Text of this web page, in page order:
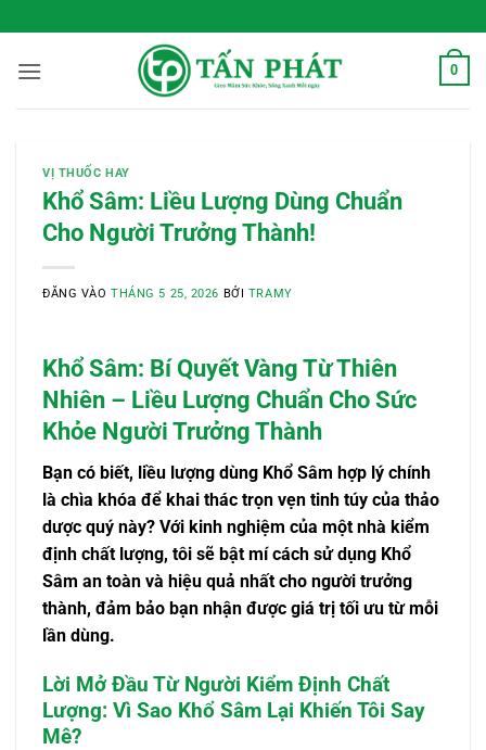
qua
nội
0
VỊ THUỐC HAY
Khổ Sâm: Liều Lượng Dùng Chuẩn
Cho Người Trưởng Thành!
ĐĂNG VÀOTHÁNG 5 25, 2026 BỞI TRAMY
Khổ Sâm: Bí Quyết Vàng Từ Thiên
Nhiên – Liều Lượng Chuẩn Cho Sức
Khỏe Người Trưởng Thành
Bạn có biết, liều lượng dùng Khổ Sâm hợp lý chính
là chìa khóa để khai thác trọn vẹn tinh túy của thảo
dược quý này? Với kinh nghiệm của một nhà kiểm
định chất lượng, tôi sẽ bật mí cách sử dụng Khổ
Sâm an toàn và hiệu quả nhất cho người trưởng
thành, đảm bảo bạn nhận được giá trị tối ưu từ mỗi
lần dùng.
Lời Mở Đầu Từ Người Kiểm Định Chất
Lượng: Vì Sao Khổ Sâm Lại Khiến Tôi Say
Mê?